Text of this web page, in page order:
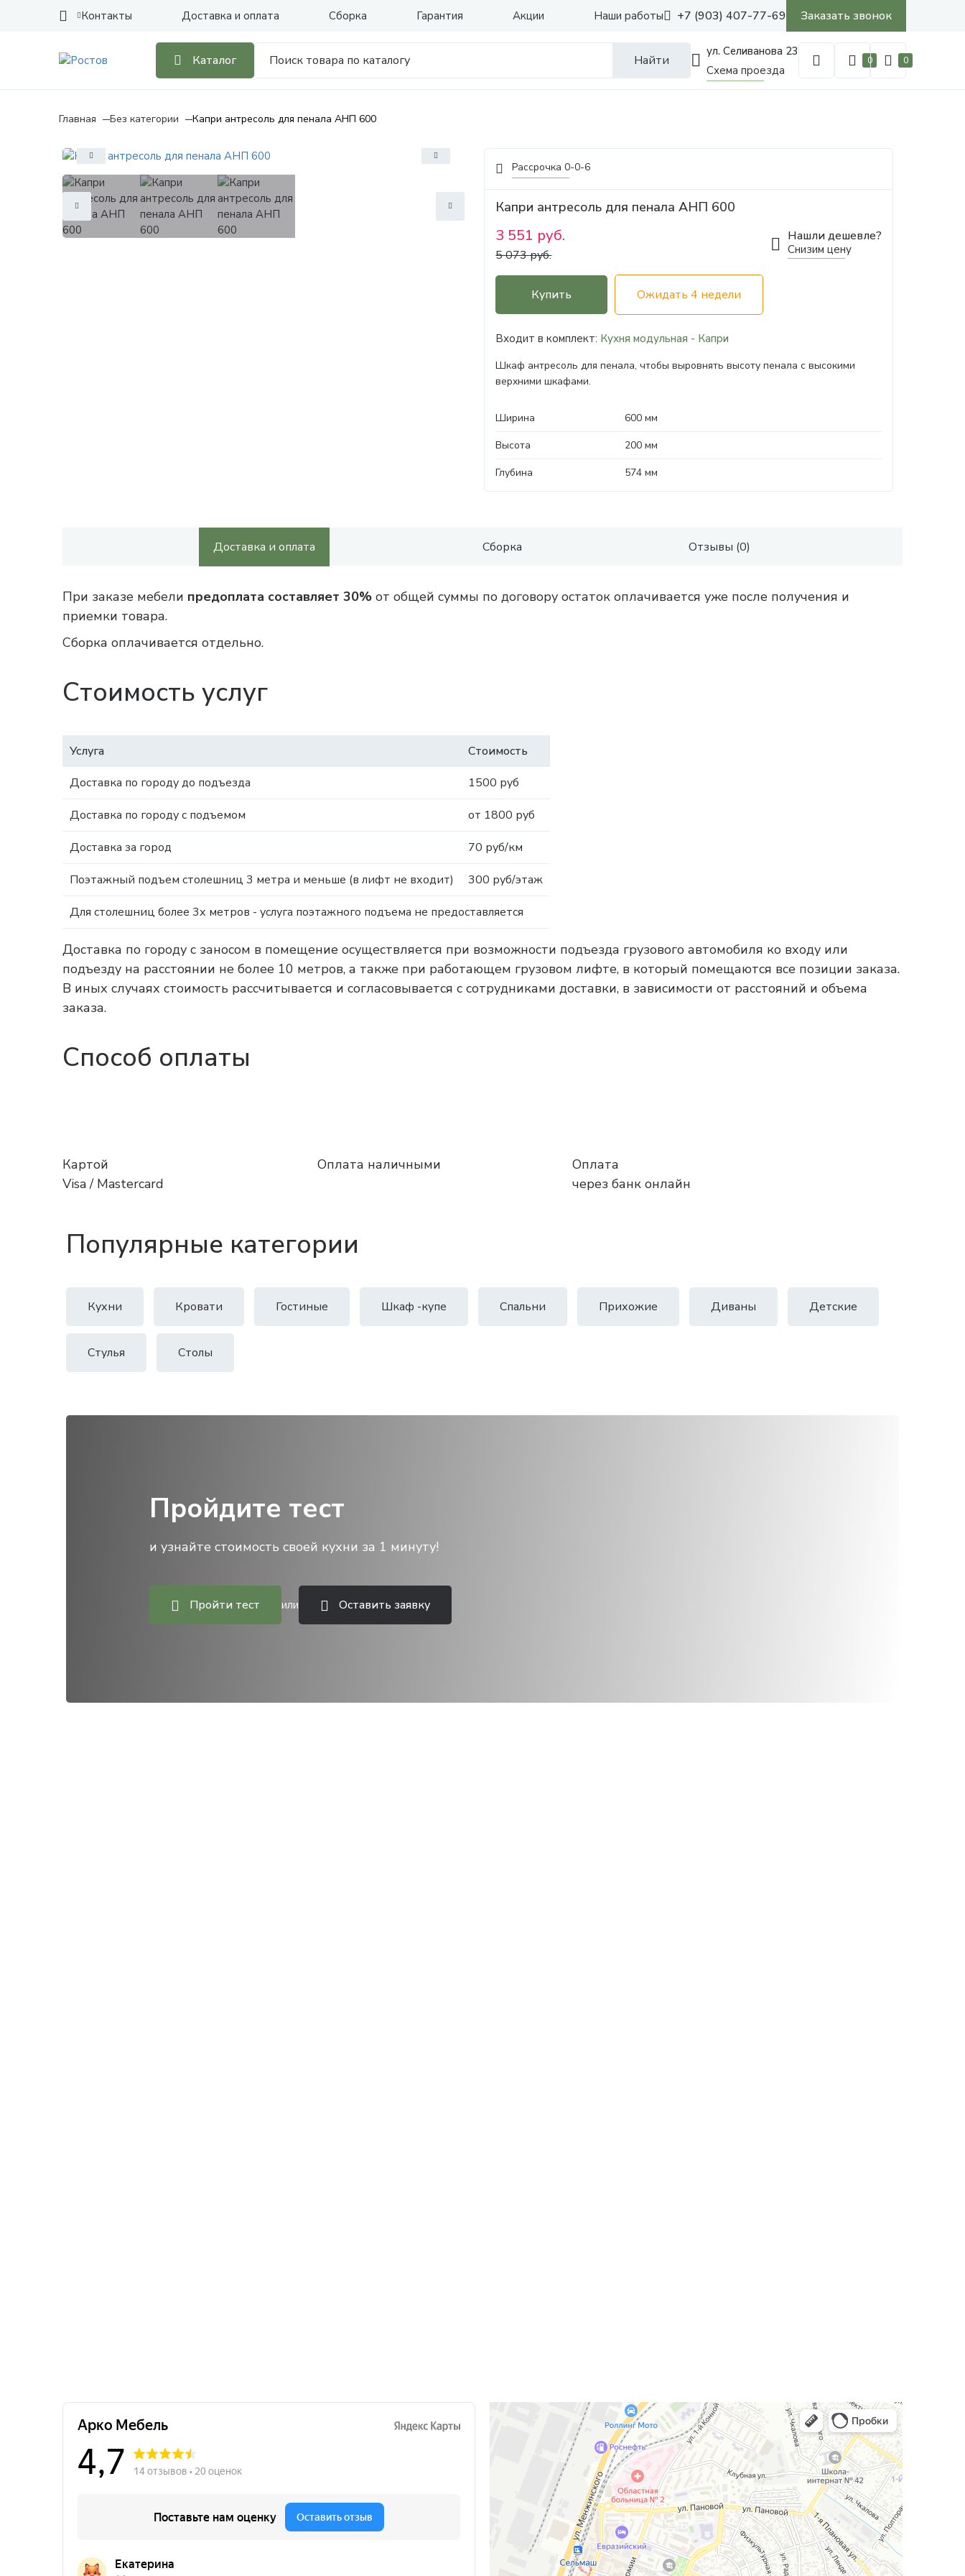
Контакты Доставка и оплата Сборка Гарантия Наши работы
Акции +7 (903) 407-77-69 Заказать звонок
Каталог Найти
ул. Селиванова 23
Схема проезда
0 0
Главная Без категории Капри антресоль для пенала АНП 600
Рассрочка 0-0-6
Капри антресоль для пенала АНП 600
3 551 руб.
5 073 руб.
Нашли дешевле?
Снизим цену
Купить Ожидать 4 недели
Входит в комплект: Кухня модульная - Капри
Шкаф антресоль для пенала, чтобы выровнять высоту пенала с высокими
верхними шкафами.
Ширина
600 мм
Высота
200 мм
Глубина
574 мм
Доставка и оплата Сборка Отзывы (0)
При заказе мебели предоплата составляет 30% от общей суммы по договору остаток оплачивается уже после получения и
приемки товара.
Сборка оплачивается отдельно.
Стоимость услуг
Услуга
Стоимость
Доставка по городу до подъезда
1500 руб
Доставка по городу с подъемом от 1800 руб
Доставка за город 70 руб/км
Поэтажный подъем столешниц 3 метра и меньше (в лифт не входит) 300 руб/этаж
Для столешниц более 3х метров - услуга поэтажного подъема не предоставляется
Доставка по городу с заносом в помещение осуществляется при возможности подъезда грузового автомобиля ко входу или
подъезду на расстоянии не более 10 метров, а также при работающем грузовом лифте, в который помещаются все позиции заказа.
В иных случаях стоимость рассчитывается и согласовывается с сотрудниками доставки, в зависимости от расстояний и объема
заказа.
Способ оплаты
Картой
Visa / Mastercard
Оплата наличными
Оплата
через банк онлайн
Популярные категории
Кухни Кровати Гостиные Шкаф -купе Спальни Прихожие Диваны Детские
Стулья Столы
Пройдите тест
и узнайте стоимость своей кухни за 1 минуту!
Пройти тест или Оставить заявку